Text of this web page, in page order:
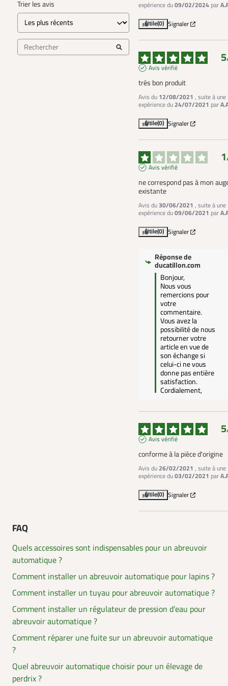
Trier les avis
expérience du09/02/2024 par
Utile(0) Signaler
5
Avis vérifié
très bon produit
Avis du 12/08/2021 , suite à une
expérience du24/07/2021 par
Utile(0) Signaler
1
Avis vérifié
ne correspond pas à mon
existante
Avis du30/06/2021 , suite à une
expérience du09/06/2021 par
Utile(0) Signaler
Réponse de
ducatillon.com
Bonjour,
Nous vous
remercions pour
votre
commentaire.
Vous avez la
possibilité de nous
retourner votre
article en vue de
son échange si
celui-ci ne vous
donne pas entière
satisfaction.
Cordialement,
5
Avis vérifié
conforme à la pièce d'origine
Avis du26/02/2021 , suite à une
expérience du03/02/2021 par
Utile(0) Signaler
FAQ
Quels accessoires sont indispensables pour un abreuvoir
automatique ?
Comment installer un abreuvoir automatique pour lapins ?
Comment installer un tuyau pour abreuvoir automatique ?
Comment installer un régulateur de pression d’eau pour
abreuvoir automatique ?
Comment réparer une fuite sur un abreuvoir automatique
?
Quel abreuvoir automatique choisir pour un élevage de
perdrix ?